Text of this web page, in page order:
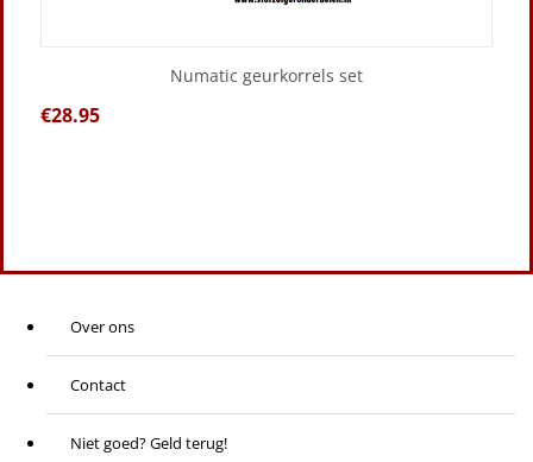
Numatic geurkorrels set
€28.95
Over ons
Contact
Niet goed? Geld terug!